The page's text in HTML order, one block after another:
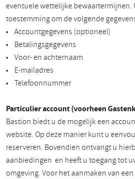
eventuele wettelijke bewaartermijnen.
toestemming om de volgende
• Accountgegevens (optioneel)
• Betalingsgegevens
• Voor- en achternaam
• E-mailadres
• Telefoonnummer
Particulier account (voorheen
Bastion biedt u de mogelijk een
website. Op deze manier kunt u
reserveren. Bovendien ontvangt u
aanbiedingen en heeft u toegang tot
omgeving. Voor het aanmaken van